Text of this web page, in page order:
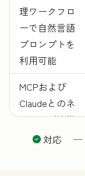
理ワークフロ
ーで自然言語
プロンプトを
利用可能
MCPおよび
Claudeとのネ
イティブ連携
によるAI拡張性
対応 —